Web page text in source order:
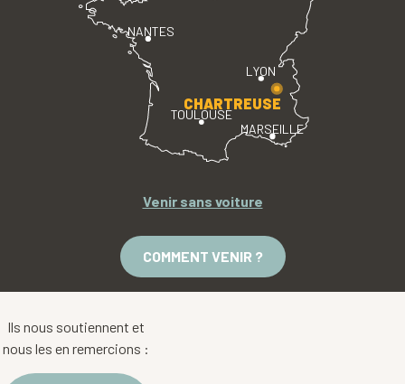
LYON
TOULOUSE
MARSEILLE
NANTES
CHARTREUSE
Venir sans voiture
COMMENT VENIR ?
Ils nous soutiennent et
nous les en remercions :